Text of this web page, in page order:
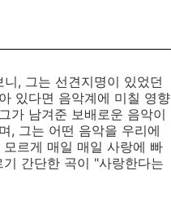
, 그는 선견지명이 있었던
있다면 음악계에 미칠 영향
가 남겨준 보배로운 음악이
, 그는 어떤 음악을 우리에
르게 매일 매일 사랑에 빠
간단한 곡이 "사랑한다는